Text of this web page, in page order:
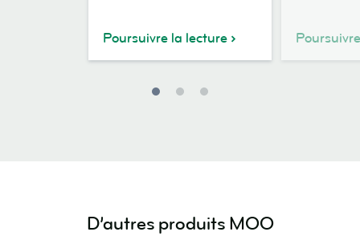
Poursuivre la lecture
D’autres produits MOO